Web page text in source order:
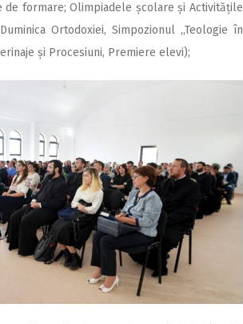
for­mare; Olimpiadele șco­lare și Activitățile
Or­­to­doxiei, Simpozio­nul ,,Teologie în
și Procesiuni, Premiere elevi);